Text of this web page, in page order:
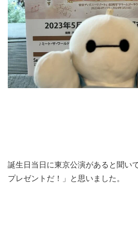
誕生日当日に東京公演があると聞い
プレゼントだ！」と思いました。